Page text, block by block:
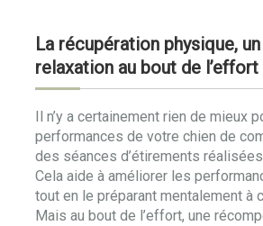
La récupération physique,
relaxation au bout de l’effort
Il n’y a certainement rien de mieux
performances de votre chien de
des séances d’étirements
Cela aide à améliorer les
tout en le préparant mentalement à
Mais au bout de l’effort, une